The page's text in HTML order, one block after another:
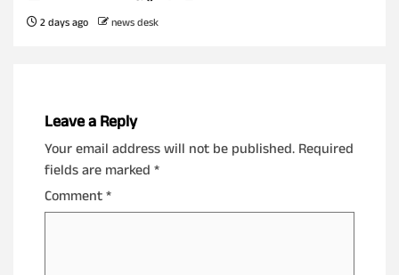
2 days ago news desk
Leave a Reply
Your email address will not be published. Required
fields are marked *
Comment*